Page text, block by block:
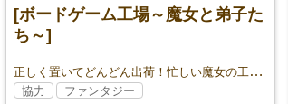
[ボードゲーム工場～魔女と弟子た
ち～]
正しく置いてどんどん出荷！忙しい魔女の工場をお手伝い！
協力 ファンタジー